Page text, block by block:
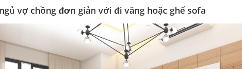
vợ chồng đơn giản với đi văng hoặc ghế sofa